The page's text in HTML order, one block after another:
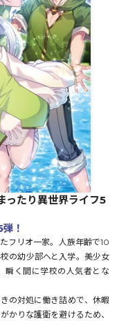
f
ったり異世界ライフ5
！
フリオ一家。人族年齢で10
の幼少部へと入学。美少女
瞬く間に学校の人気者とな
の対処に働き詰めで、休暇
かりな護衛を避けるため、